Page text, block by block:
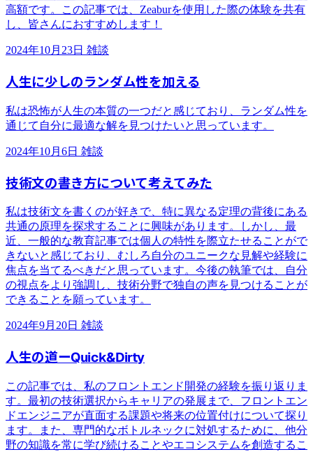
高額です。この記事では、Zeaburを使用した際の体験を共有
し、皆さんにおすすめします！
2024年10月23日 雑談
人生に少しのランダム性を加える
私は恐怖が人生の本質の一つだと感じており、ランダム性を
通じて自分に最適な解を見つけたいと思っています。
2024年10月6日 雑談
技術文の書き方について考えてみた
私は技術文を書くのが好きで、特に異なる定理の背後にある
共通の原理を探求することに興味があります。しかし、最
近、一般的な教育記事では個人の特性を際立たせることがで
きないと感じており、むしろ自分のユニークな見解や経験に
焦点を当てるべきだと思っています。今後の執筆では、自分
の視点をより強調し、技術分野で独自の声を見つけることが
できることを願っています。
2024年9月20日 雑談
人生の道ーQuick&Dirty
この記事では、私のフロントエンド開発の経験を振り返りま
す。最初の技術選択からキャリアの発展まで、フロントエン
ドエンジニアが直面する課題や将来の位置付けについて探り
ます。また、専門的なボトルネックに対処するために、他分
野の知識を常に学び続けることやエコシステムを創造するこ